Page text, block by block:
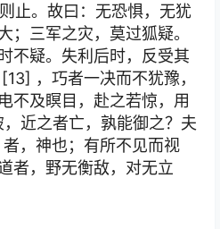
止。故曰：无恐惧，无犹
；三军之灾，莫过狐疑。
不疑。失利后时，反受其
，巧者一决而不犹豫，
不及瞑目，赴之若惊，用
近之者亡，孰能御之？夫
，神也；有所不见而视
者，野无衡敌，对无立